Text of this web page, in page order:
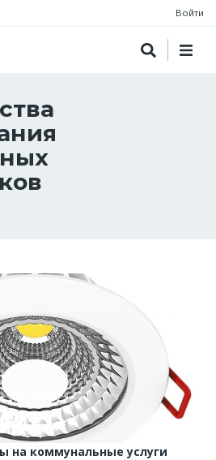
Войти
на коммунальные услуги